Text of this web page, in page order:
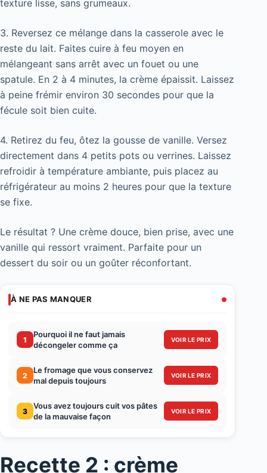
texture lisse, sans grumeaux.
3. Reversez ce mélange dans la casserole avec le
reste du lait. Faites cuire à feu moyen en
mélangeant sans arrêt avec un fouet ou une
spatule. En 2 à 4 minutes, la crème épaissit. Laissez
à peine frémir environ 30 secondes pour que la
fécule soit bien cuite.
4. Retirez du feu, ôtez la gousse de vanille. Versez
directement dans 4 petits pots ou verrines. Laissez
refroidir à température ambiante, puis placez au
réfrigérateur au moins 2 heures pour que la texture
se fixe.
Le résultat ? Une crème douce, bien prise, avec une
vanille qui ressort vraiment. Parfaite pour un
dessert du soir ou un goûter réconfortant.
À NE PAS MANQUER
1
Pourquoi il ne faut jamais
décongeler comme ça
VOIR LE PRIX
2
Le fromage que vous conservez
mal depuis toujours
VOIR LE PRIX
3
Vous avez toujours cuit vos pâtes
de la mauvaise façon
VOIR LE PRIX
Recette 2 : crème